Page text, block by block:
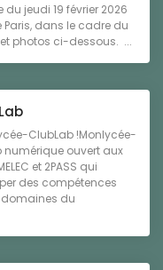
jeudi 19 février 2026
dans le cadre du
photos ci-dessous. ...
ClubLab !Monlycée-
numérique ouvert aux
et 2PASS qui
des compétences
du